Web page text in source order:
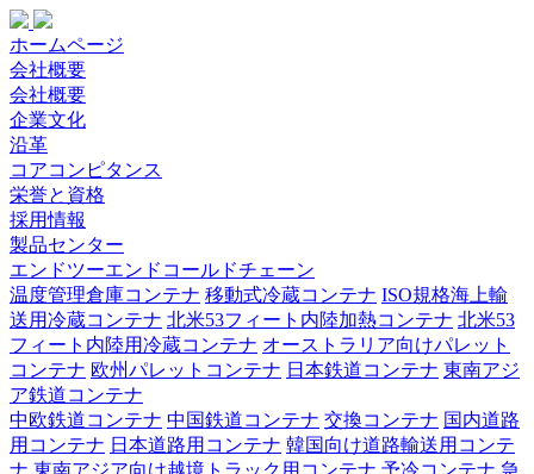
ホームページ
会社概要
会社概要
企業文化
沿革
コアコンピタンス
栄誉と資格
採用情報
製品センター
エンドツーエンドコールドチェーン
温度管理倉庫コンテナ 移動式冷蔵コンテナ ISO規格海上輸
送用冷蔵コンテナ 北米53フィート内陸加熱コンテナ 北米53
フィート内陸用冷蔵コンテナ オーストラリア向けパレット
コンテナ 欧州パレットコンテナ 日本鉄道コンテナ 東南アジ
ア鉄道コンテナ
中欧鉄道コンテナ 中国鉄道コンテナ 交換コンテナ 国内道路
用コンテナ 日本道路用コンテナ 韓国向け道路輸送用コンテ
ナ 東南アジア向け越境トラック用コンテナ 予冷コンテナ 急